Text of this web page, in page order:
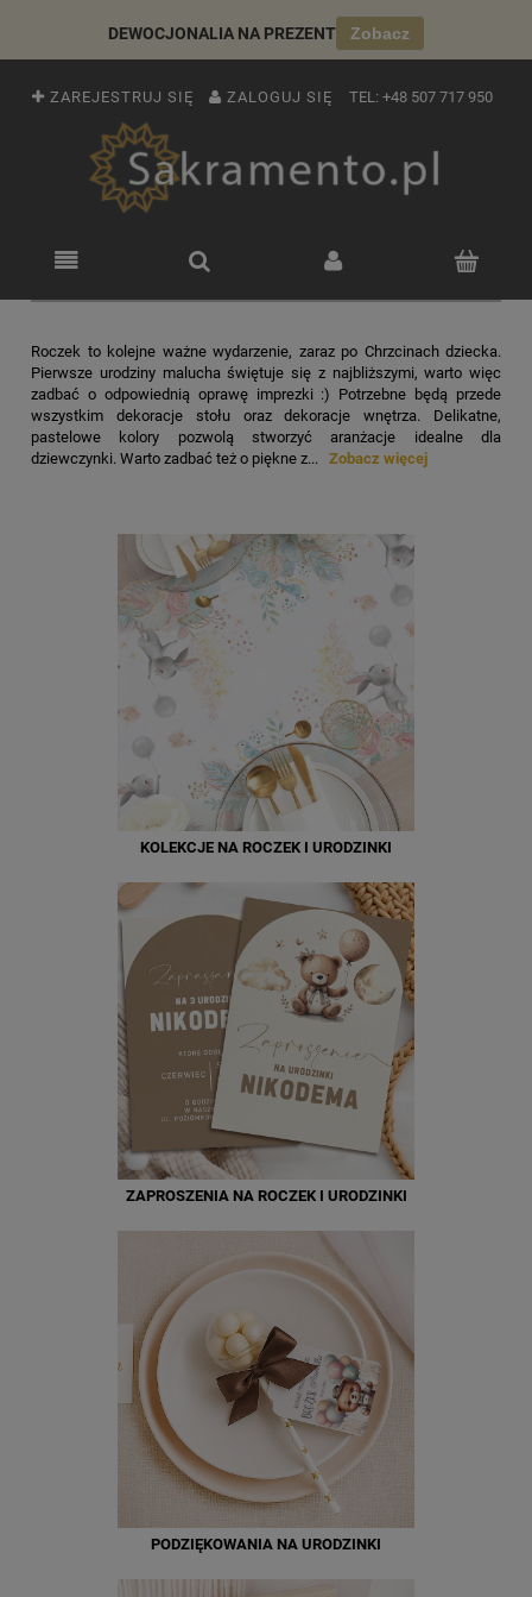
DEWOCJONALIA NA PREZENT Zobacz
ZAREJESTRUJ SIĘ ZALOGUJ SIĘ TEL: +48 507 717 950
Roczek to kolejne ważne wydarzenie, zaraz po Chrzcinach dziecka.
Pierwsze urodziny malucha świętuje się z najbliższymi, warto więc
zadbać o odpowiednią oprawę imprezki :) Potrzebne będą przede
wszystkim dekoracje stołu oraz dekoracje wnętrza. Delikatne,
pastelowe kolory pozwolą stworzyć aranżacje idealne dla
dziewczynki. Warto zadbać też o piękne z... Zobacz więcej
KOLEKCJE NA ROCZEK I URODZINKI
ZAPROSZENIA NA ROCZEK I URODZINKI
PODZIĘKOWANIA NA URODZINKI